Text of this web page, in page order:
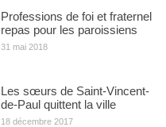
Professions de foi et fraternel
repas pour les paroissiens
31 mai 2018
Les sœurs de Saint-Vincent-
de-Paul quittent la ville
18 décembre 2017